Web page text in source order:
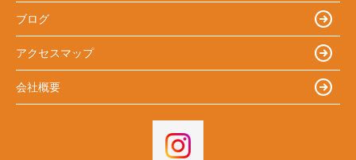
ブログ
アクセスマップ
会社概要